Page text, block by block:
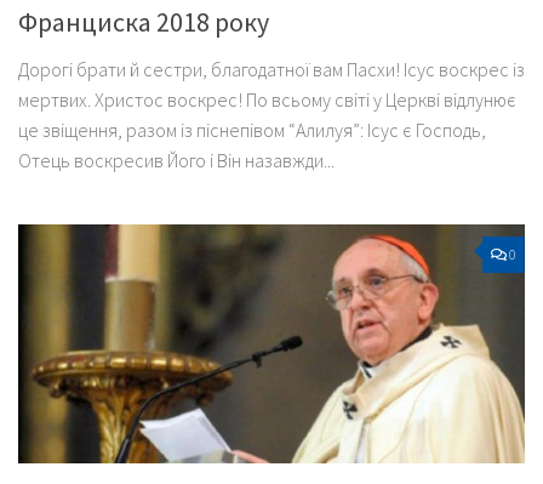
Франциска 2018 року
Дорогі брати й сестри, благодатної вам Пасхи! Ісус воскрес із
мертвих. Христос воскрес! По всьому світі у Церкві відлунює
це звіщення, разом із піснепівом “Алилуя”: Ісус є Господь,
Отець воскресив Його і Він назавжди...
0